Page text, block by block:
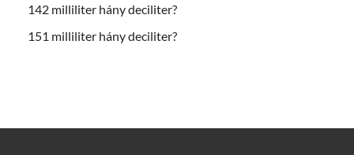
142 milliliter hány deciliter?
151 milliliter hány deciliter?